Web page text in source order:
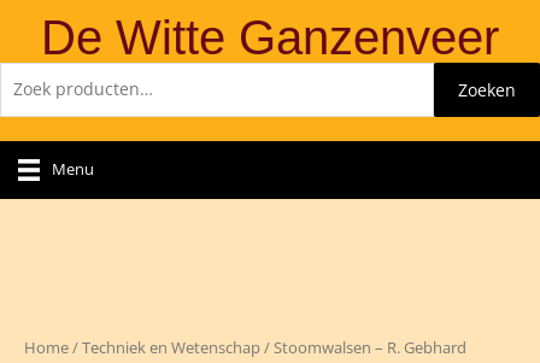
de
inhoud
De Witte Ganzenveer
naar:
Zoeken
Menu
Home/Techniek en Wetenschap/ Stoomwalsen – R. Gebhard